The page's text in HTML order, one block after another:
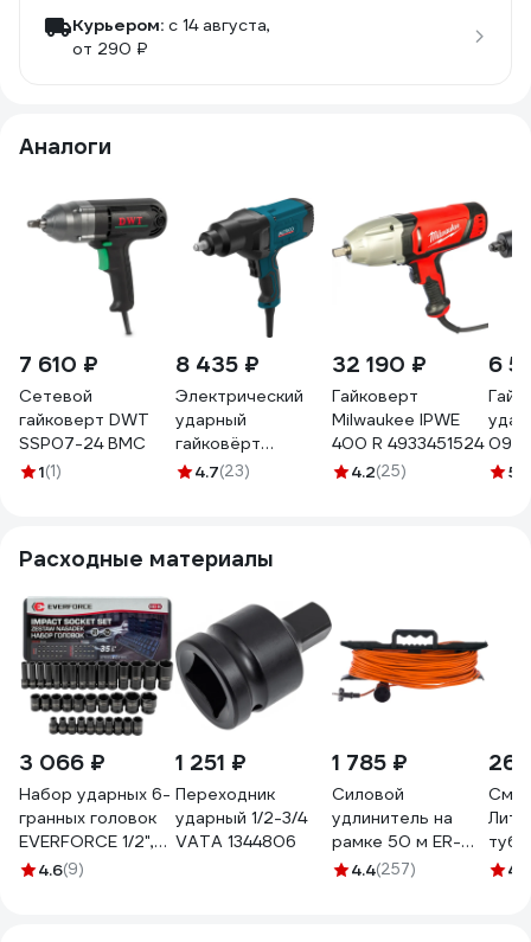
Курьером: c 14 августа,
от 290 ₽
Аналоги
7 610 ₽
Сетевой
гайковерт DWT
SSP07-24 BMC
1(1)
8 435 ₽
Электрический
ударный
гайковёрт
ALTECO IW 1000-
4.7(23)
32 190 ₽
Гайковерт
Milwaukee IPWE
400 R 4933451524
4.2(25)
6
5
Расходные материалы
3 066 ₽
Набор ударных 6-
гранных головок
EVERFORCE 1/2",
35 предметов EF-
4.6(9)
1 251 ₽
Переходник
ударный 1/2-3/4
VATA 1344806
1 785 ₽
Силовой
удлинитель на
рамке 50 м ER-
50-001 GLANZEN
4.4(257)
4.9